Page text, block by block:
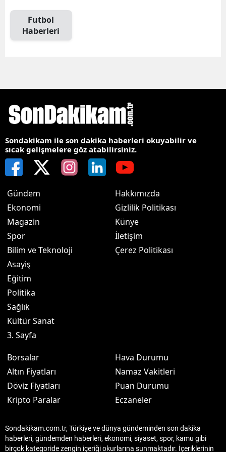
Futbol
Haberleri
Sondakikam ile son dakika haberleri okuyabilir ve
sıcak gelişmelere göz atabilirsiniz.
Gündem
Ekonomi
Magazin
Spor
Bilim ve Teknoloji
Asayiş
Eğitim
Politika
Sağlık
Kültür Sanat
3. Sayfa
Hakkımızda
Gizlilik Politikası
Künye
İletişim
Çerez Politikası
Borsalar
Altın Fiyatları
Döviz Fiyatları
Kripto Paralar
Hava Durumu
Namaz Vakitleri
Puan Durumu
Eczaneler
Sondakikam.com.tr, Türkiye ve dünya gündeminden son dakika
haberleri, gündemden haberleri, ekonomi, siyaset, spor, kamu gibi
birçok kategoride zengin içeriği okurlarına sunmaktadır. İçeriklerinin